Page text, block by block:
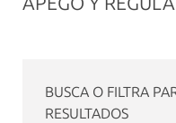
BUSCA O FILTRA
RESULTADOS